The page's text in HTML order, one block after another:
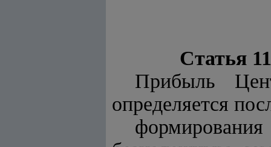
Статья
Прибыль
определяется